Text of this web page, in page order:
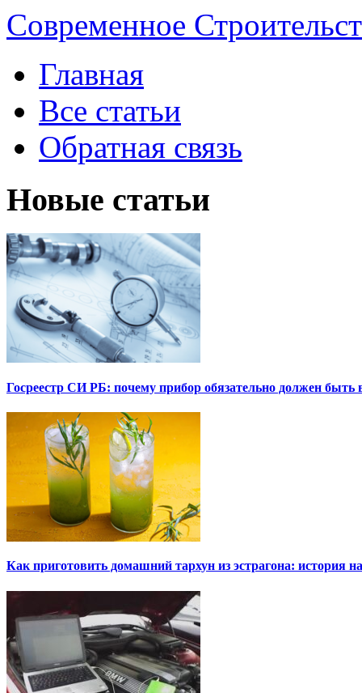
Современное
Главная
Все статьи
Обратная связь
Новые статьи
Госреестр СИ РБ: почему прибор обязательно должен быть
Как приготовить домашний тархун из эстрагона: история